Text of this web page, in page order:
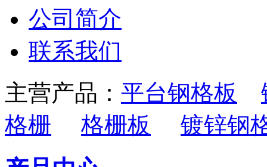
公司简介
联系我们
主营产品： 平台钢格板
格栅
格栅板 镀锌钢